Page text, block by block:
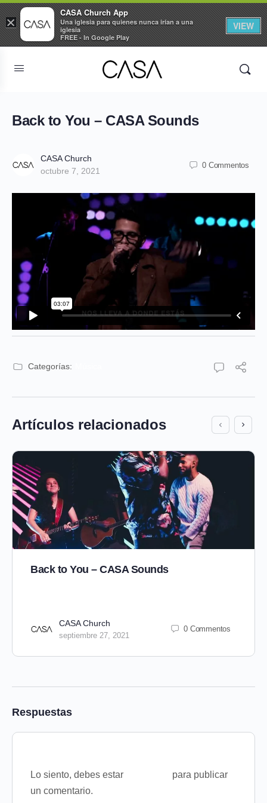
Back to You – CASA Sounds
CASA Church
octubre 7, 2021
0 Commentos
Categorías:
Artículos relacionados
Back to You – CASA Sounds
CASA Church
septiembre 27, 2021
0 Commentos
Respuestas
Lo siento, debes estar
para publicar
un comentario.
×
CASA Church App
Una iglesia para quienes nunca irían a una
iglesia
FREE - In Google Play
VIEW